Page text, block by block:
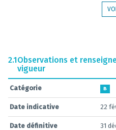
2.1Observations et
vigueur
Catégorie B
Date indicative 22
Date définitive 31